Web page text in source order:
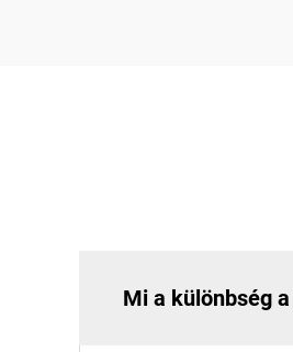
Mi a különbség